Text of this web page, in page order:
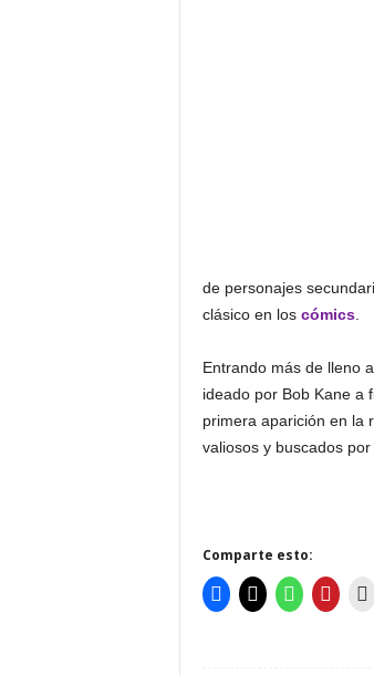
de personajes
clásico en los cómics.
Entrando más de lleno
ideado por Bob Kane a
primera aparición en la
valiosos y buscados
Comparte esto: